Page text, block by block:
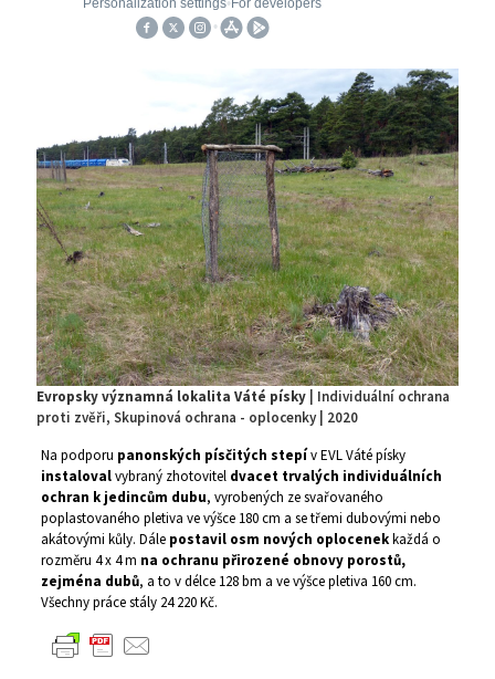
Evropsky významná lokalita Váté písky | Individuální ochrana
proti zvěři, Skupinová ochrana - oplocenky | 2020
Na podporu panonských písčitých stepív EVL Váté písky
instalovalvybraný zhotovitel dvacet trvalých individuálních
ochran k jedincům dubu, vyrobených ze svařovaného
poplastovaného pletiva ve výšce 180 cm a se třemi dubovými nebo
akátovými kůly. Dále postavil osm nových oplocenekkaždá o
rozměru 4 x 4 m na ochranu přirozené obnovy porostů,
zejména dubů, a to v délce 128 bm a ve výšce pletiva 160 cm.
Všechny práce stály 24 220 Kč.